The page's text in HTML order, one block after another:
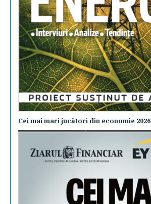
Cei mai mari jucători din economie 2026